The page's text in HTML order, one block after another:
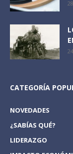
CATEGORÍA
NOVEDADES
¿SABÍAS QUÉ?
LIDERAZGO